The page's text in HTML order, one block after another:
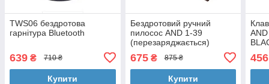
TWS06 бездротова
гарнітура Bluetooth
639 ₴ 710 ₴
Купити
Бездротовий ручний
пилосос AND 1-39
(перезаряджається)
675₴ 875 ₴
Купити
456